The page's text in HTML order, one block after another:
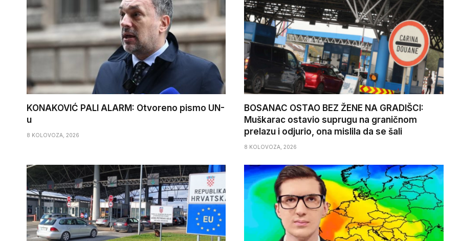
KONAKOVIĆ PALI ALARM: Otvoreno pismo UN-
u
8 KOLOVOZA, 2026
BOSANAC OSTAO BEZ ŽENE NA GRADIŠCI:
Muškarac ostavio suprugu na graničnom
prelazu i odjurio, ona mislila da se šali
8 KOLOVOZA, 2026